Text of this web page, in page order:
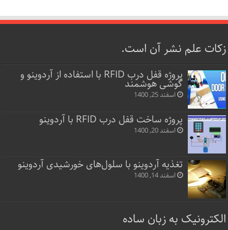
زکات علم نشر آن است.
پروژه قفل‌ درب RFID با استفاده از آردوینو و
گوشی هوشمند
اسفند 25, 1400
پروژه ساخت قفل‌ درب RFID با آردوینو
اسفند 20, 1400
تغذیه آردوینو با سلول‌های خورشیدی آردوینو
اسفند 14, 1400
الکترونیک به زبان ساده